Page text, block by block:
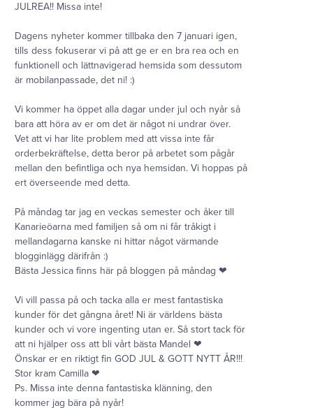
JULREA!! Missa inte!
Dagens nyheter kommer tillbaka den 7 januari igen,
tills dess fokuserar vi på att ge er en bra rea och en
funktionell och lättnavigerad hemsida som dessutom
är mobilanpassade, det ni! :)
Vi kommer ha öppet alla dagar under jul och nyår så
bara att höra av er om det är något ni undrar över.
Vet att vi har lite problem med att vissa inte får
orderbekräftelse, detta beror på arbetet som pågår
mellan den befintliga och nya hemsidan. Vi hoppas på
ert överseende med detta.
På måndag tar jag en veckas semester och åker till
Kanarieöarna med familjen så om ni får tråkigt i
mellandagarna kanske ni hittar något värmande
blogginlägg därifrån :)
Bästa Jessica finns här på bloggen på måndag ❤
Vi vill passa på och tacka alla er mest fantastiska
kunder för det gångna året! Ni är världens bästa
kunder och vi vore ingenting utan er. Så stort tack för
att ni hjälper oss att bli vårt bästa Mandel ❤
Önskar er en riktigt fin GOD JUL & GOTT NYTT ÅR!!!
Stor kram Camilla ❤
Ps. Missa inte denna fantastiska klänning, den
kommer jag bära på nyår!